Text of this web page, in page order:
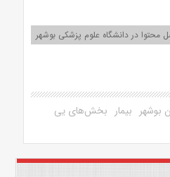
محتوا در دانشگاه علوم پزشکی بوشهر
بوشهر بیمار بخش‌های یی